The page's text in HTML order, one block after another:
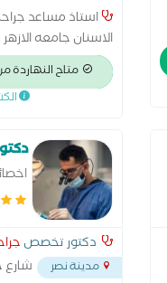
استاذ مساعد
الاسنان جامعه
بعض الأطباء الذين
علاج اللثةمتاح النهاردة من 6:30
دكتور تخصص
مدينة نصر شارع